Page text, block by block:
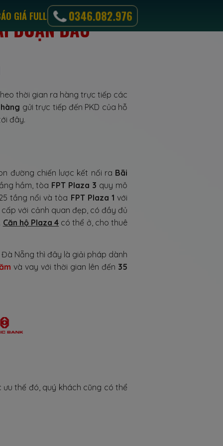
GIÁ FULL 0346.082.976
ĐOẠN ĐẦU
đường chiến lược kết nối ra Bãi
hầm, tòa FPT Plaza 3 quy mô
tầng nổi và tòa FPT Plaza 1 với
với cảnh quan đẹp, có đầy đủ
Căn hộ Plaza 4 có thể ở, cho thuê
thế đó, quý khách cũng có thể
thời gian ra hàng trực tiếp các
gửi trực tiếp đến PKD của hỗ
đây.
Nẵng thì đây là giải pháp dành
và vay với thời gian lên đến 35